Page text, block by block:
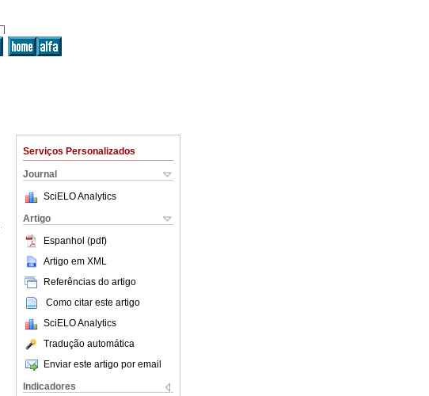
Serviços Personalizados
Journal
SciELO Analytics
Artigo
Espanhol (pdf)
Artigo em XML
Referências do artigo
Como citar este artigo
SciELO Analytics
Tradução automática
Enviar este artigo por email
Indicadores